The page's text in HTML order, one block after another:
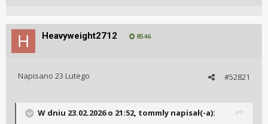
Heavyweight2712 8546
#52821
Napisano 23 Lutego
W dniu 23.02.2026 o 21:52, tommly napisał(-a):